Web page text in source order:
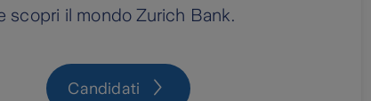
scopri il mondo Zurich Bank.
Candidati